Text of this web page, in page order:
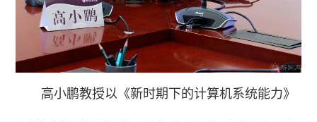
高小鹏教授以《新时期下的计算机系统能力》